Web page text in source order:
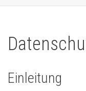
Einleitung